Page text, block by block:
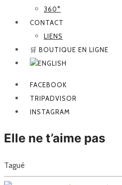
360°
CONTACT
LIENS
🛒 BOUTIQUE EN LIGNE
FACEBOOK
TRIPADVISOR
INSTAGRAM
Elle ne t’aime pas
Tagué